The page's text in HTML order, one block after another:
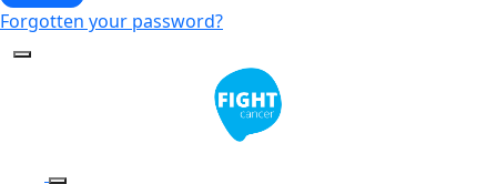
Forgotten your password?